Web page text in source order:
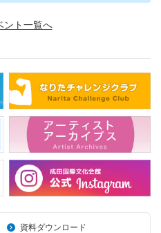
ント一覧へ
資料ダウンロード